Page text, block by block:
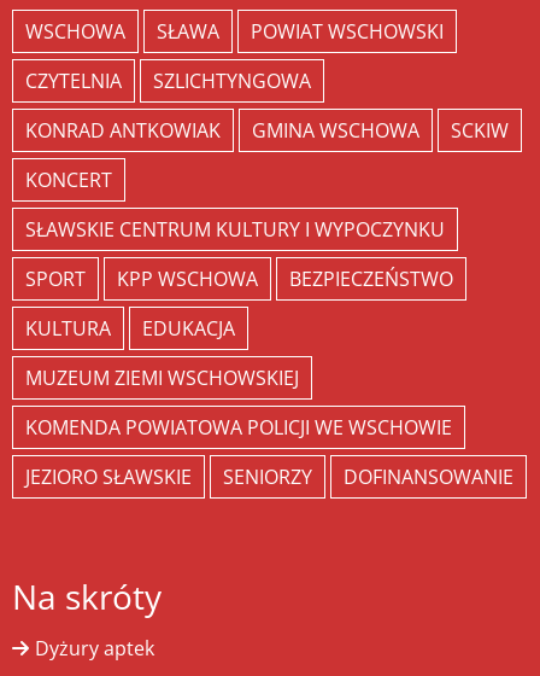
WSCHOWA SŁAWA
POWIAT WSCHOWSKI
CZYTELNIA
SZLICHTYNGOWA
KONRAD ANTKOWIAK
GMINA WSCHOWA
SCKIW
KONCERT
SŁAWSKIE CENTRUM KULTURY I WYPOCZYNKU
SPORT
KPP WSCHOWA
BEZPIECZEŃSTWO
KULTURA
EDUKACJA
MUZEUM ZIEMI WSCHOWSKIEJ
KOMENDA POWIATOWA POLICJI WE WSCHOWIE
JEZIORO SŁAWSKIE
SENIORZY DOFINANSOWANIE
Na skróty
Dyżury aptek